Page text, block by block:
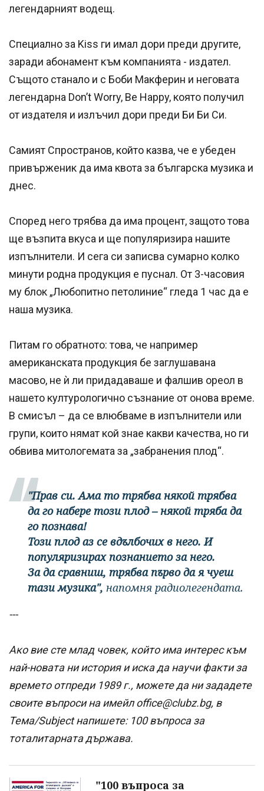
легендарният водещ.
Специално за Kiss ги имал дори преди другите,
заради абонамент към компанията - издател.
Същото станало и с Боби Макферин и неговата
легендарна Don’t Worry, Be Happy, която получил
от издателя и излъчил дори преди Би Би Си.
Самият Спространов, който казва, че е убеден
привърженик да има квота за българска музика и
днес.
Според него трябва да има процент, защото това
ще възпита вкуса и ще популяризира нашите
изпълнители. И сега си записва сумарно колко
минути родна продукция е пуснал. От 3-часовия
му блок „Любопитно петолиние“ гледа 1 час да е
наша музика.
Питам го обратното: това, че например
американската продукция бе заглушавана
масово, не ѝ ли придадаваше и фалшив ореол в
нашето културологично съзнание от онова време.
В смисъл – да се влюбваме в изпълнители или
групи, които нямат кой знае какви качества, но ги
обвива митологемата за „забранения плод“.
"Прав си. Ама то трябва някой трябва
да го набере този плод – някой тряба да
го познава!
Този плод аз се вдълбочих в него. И
популяризирах познанието за него.
За да сравниш, трябва първо да я чуеш
тази музика", напомня радиолегендата.
---
Ако вие сте млад човек, който има интерес към
най-новата ни история и иска да научи факти за
времето отпреди 1989 г., можете да ни зададете
своите въпроси на имейл office@clubz.bg, в
Тема/Subject напишете: 100 въпроса за
тоталитарната държава.
"100 въпроса за